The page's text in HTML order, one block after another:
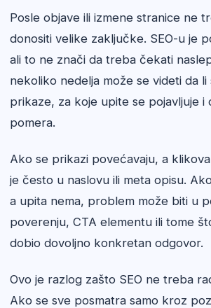
Posle objave ili izmene stranice ne
donositi velike zaključke. SEO-u je
ali to ne znači da treba čekati
nekoliko nedelja može se videti da li
prikaze, za koje upite se pojavljuje i
pomera.
Ako se prikazi povećavaju, a
je često u naslovu ili meta opisu.
a upita nema, problem može biti u
poverenju, CTA elementu ili tome
dobio dovoljno konkretan odgovor.
Ovo je razlog zašto SEO ne treba
Ako se sve posmatra samo kroz